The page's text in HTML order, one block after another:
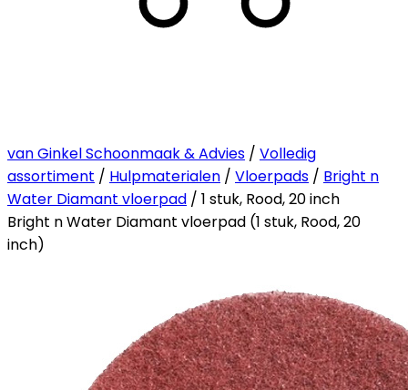
van Ginkel Schoonmaak & Advies / Volledig
assortiment / Hulpmaterialen / Vloerpads / Bright n
Water Diamant vloerpad / 1 stuk, Rood, 20 inch
Bright n Water Diamant vloerpad (1 stuk, Rood, 20
inch)